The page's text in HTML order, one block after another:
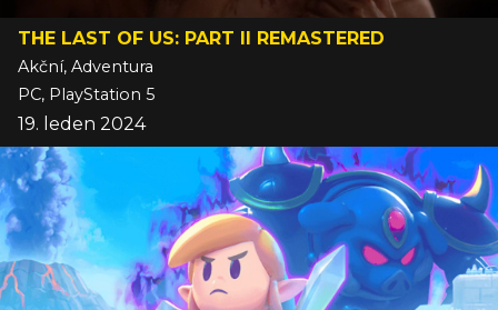
THE LAST OF US: PART II REMASTERED
Akční, Adventura
PC, PlayStation 5
19. leden 2024